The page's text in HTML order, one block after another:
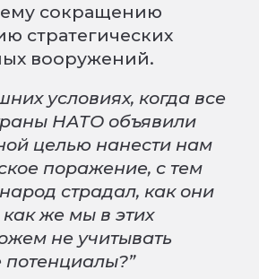
сокращению
стратегических
вооружений.
условиях, когда все
НАТО объявили
целью нанести нам
поражение, с тем
страдал, как они
как же мы в этих
не учитывать